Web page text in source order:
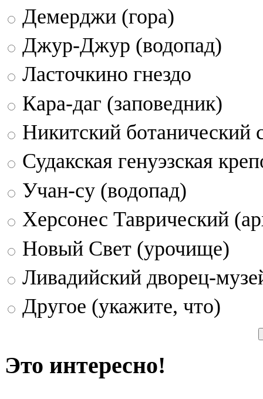
Демерджи (гора)
Джур-Джур (водопад)
Ласточкино гнездо
Кара-даг (заповедник)
Никитский ботанический
Судакская генуэзская
Учан-су (водопад)
Херсонес Таврический
Новый Свет (урочище)
Ливадийский дворец-
Другое (укажите, что)
Это интересно!